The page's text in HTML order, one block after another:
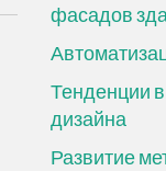
фасадов
Тенденции
дизайна
Развитие